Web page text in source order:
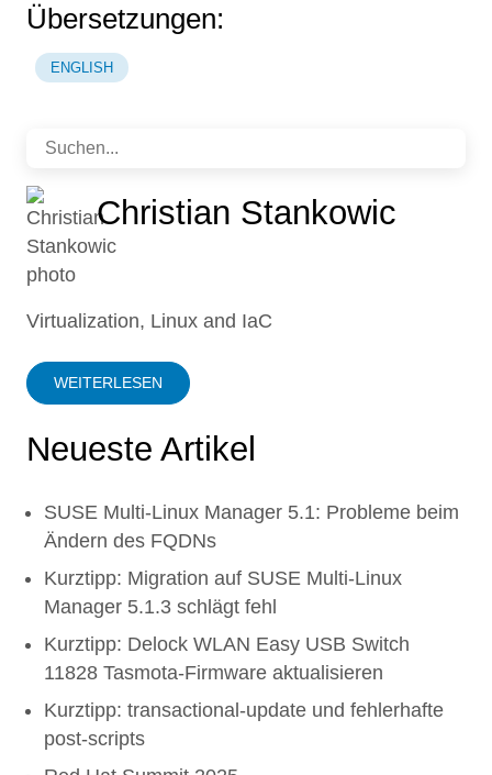
Übersetzungen:
ENGLISH
Christian Stankowic
Virtualization, Linux and IaC
WEITERLESEN
Neueste Artikel
SUSE Multi-Linux Manager 5.1: Probleme beim
Ändern des FQDNs
Kurztipp: Migration auf SUSE Multi-Linux
Manager 5.1.3 schlägt fehl
Kurztipp: Delock WLAN Easy USB Switch
11828 Tasmota-Firmware aktualisieren
Kurztipp: transactional-update und fehlerhafte
post-scripts